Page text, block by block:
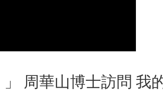
周華山博士訪問 我